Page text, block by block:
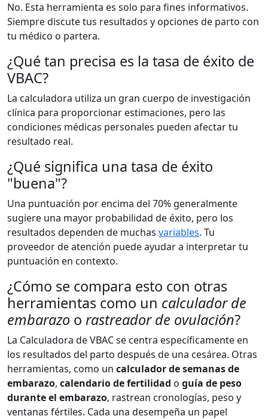
No. Esta herramienta es solo para fines informativos.
Siempre discute tus resultados y opciones de parto con
tu médico o partera.
¿Qué tan precisa es la tasa de éxito de
VBAC?
La calculadora utiliza un gran cuerpo de investigación
clínica para proporcionar estimaciones, pero las
condiciones médicas personales pueden afectar tu
resultado real.
¿Qué significa una tasa de éxito
"buena"?
Una puntuación por encima del 70% generalmente
sugiere una mayor probabilidad de éxito, pero los
resultados dependen de muchas variables. Tu
proveedor de atención puede ayudar a interpretar tu
puntuación en contexto.
¿Cómo se compara esto con otras
herramientas como un calculador de
embarazo o rastreador de ovulación?
La Calculadora de VBAC se centra específicamente en
los resultados del parto después de una cesárea. Otras
herramientas, como un calculador de semanas de
embarazo, calendario de fertilidad o guía de peso
durante el embarazo, rastrean cronologías, peso y
ventanas fértiles. Cada una desempeña un papel